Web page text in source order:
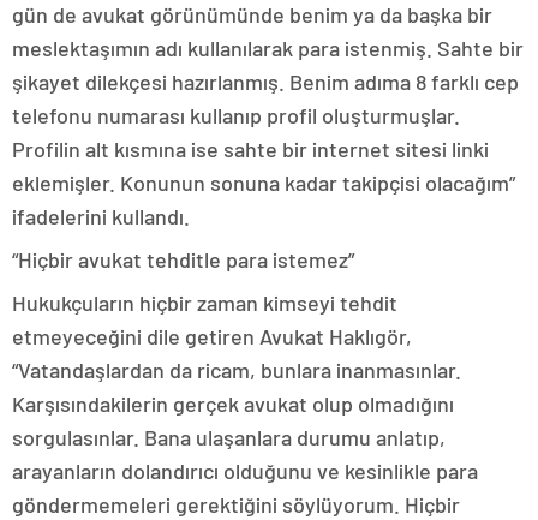
gün de avukat görünümünde benim ya da başka bir
meslektaşımın adı kullanılarak para istenmiş. Sahte bir
şikayet dilekçesi hazırlanmış. Benim adıma 8 farklı cep
telefonu numarası kullanıp profil oluşturmuşlar.
Profilin alt kısmına ise sahte bir internet sitesi linki
eklemişler. Konunun sonuna kadar takipçisi olacağım”
ifadelerini kullandı.
“Hiçbir avukat tehditle para istemez”
Hukukçuların hiçbir zaman kimseyi tehdit
etmeyeceğini dile getiren Avukat Haklıgör,
“Vatandaşlardan da ricam, bunlara inanmasınlar.
Karşısındakilerin gerçek avukat olup olmadığını
sorgulasınlar. Bana ulaşanlara durumu anlatıp,
arayanların dolandırıcı olduğunu ve kesinlikle para
göndermemeleri gerektiğini söylüyorum. Hiçbir